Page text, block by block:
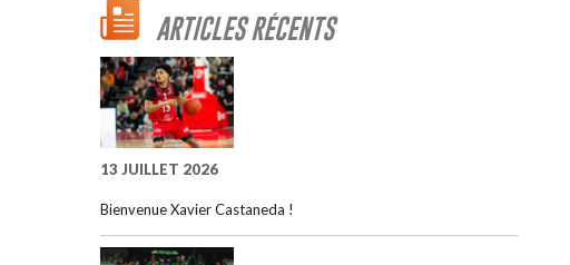
ARTICLES RÉCENTS
13 JUILLET 2026
Bienvenue Xavier Castaneda !